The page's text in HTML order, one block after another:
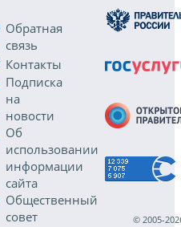
Обратная
связь
Контакты
Подписка
на
новости
Об
использовании
информации
сайта
Общественный
совет
© 2005-